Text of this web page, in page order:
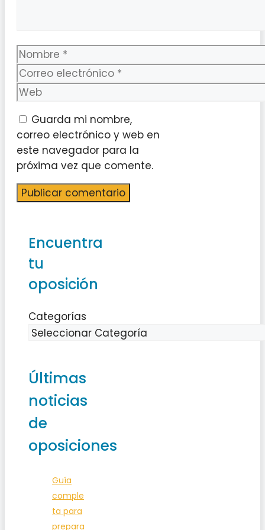
Nombre
Correo
electrónico
Web
Guarda mi nombre,
correo electrónico y web en
este navegador para la
próxima vez que comente.
Encuentra
tu
oposición
Categorías
Últimas
noticias
de
oposiciones
Guía
comple
ta para
prepara